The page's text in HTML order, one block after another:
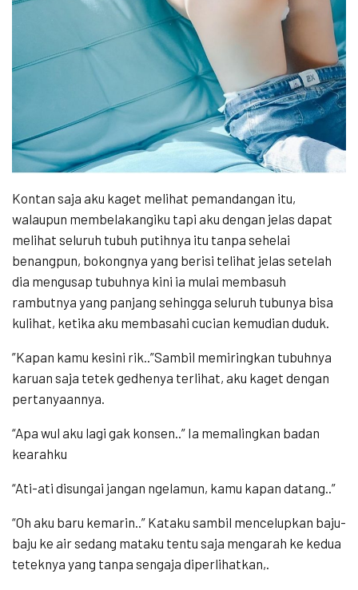
Kontan saja aku kaget melihat pemandangan itu,
walaupun membelakangiku tapi aku dengan jelas dapat
melihat seluruh tubuh putihnya itu tanpa sehelai
benangpun, bokongnya yang berisi telihat jelas setelah
dia mengusap tubuhnya kini ia mulai membasuh
rambutnya yang panjang sehingga seluruh tubunya bisa
kulihat, ketika aku membasahi cucian kemudian duduk.
”Kapan kamu kesini rik..”Sambil memiringkan tubuhnya
karuan saja tetek gedhenya terlihat, aku kaget dengan
pertanyaannya.
“Apa wul aku lagi gak konsen..” Ia memalingkan badan
kearahku
“Ati-ati disungai jangan ngelamun, kamu kapan datang..”
“Oh aku baru kemarin..” Kataku sambil mencelupkan baju-
baju ke air sedang mataku tentu saja mengarah ke kedua
teteknya yang tanpa sengaja diperlihatkan,.